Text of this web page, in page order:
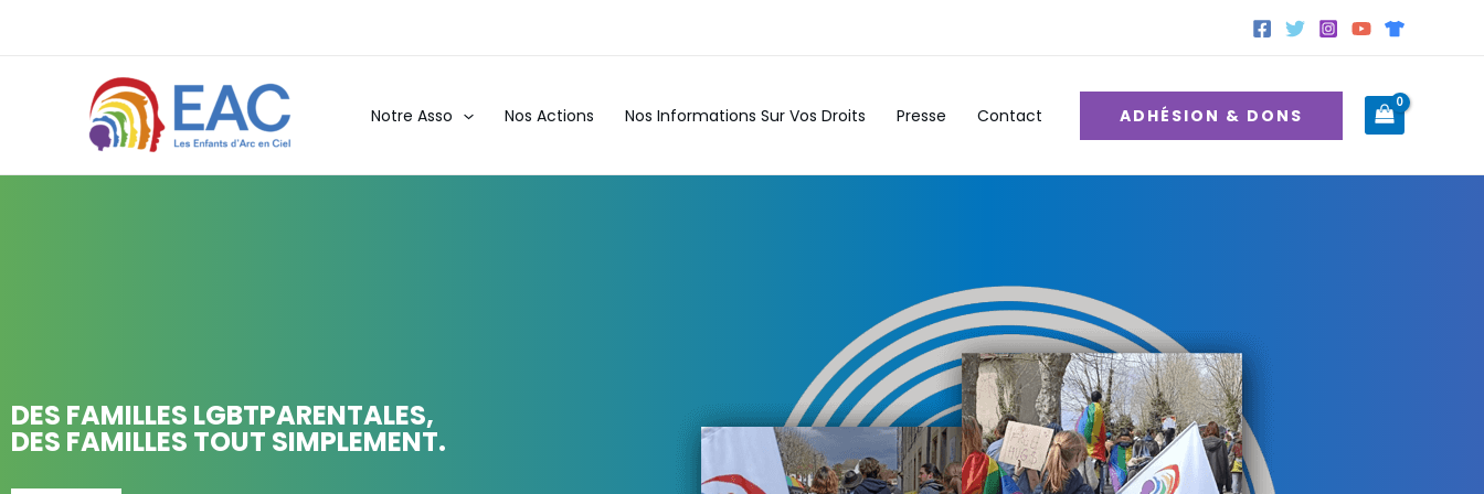
Notre Asso Nos Actions Nos Informations Sur Vos Droits Presse Contact ADHÉSION & DONS
DES FAMILLES LGBTPARENTALES,
DES FAMILLES TOUT SIMPLEMENT.